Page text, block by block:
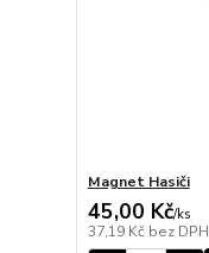
Magnet Hasiči
45,00 Kč/ks
37,19 Kč bez DPH